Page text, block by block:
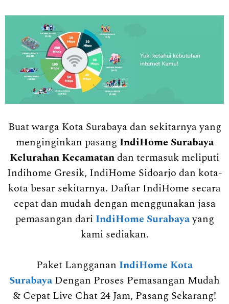
Buat warga Kota Surabaya dan sekitarnya yang
menginginkan pasang IndiHome Surabaya
Kelurahan Kecamatan dan termasuk meliputi
Indihome Gresik, IndiHome Sidoarjo dan kota-
kota besar sekitarnya. Daftar IndiHome secara
cepat dan mudah dengan menggunakan jasa
pemasangan dari IndiHome Surabayayang
kami sediakan.
Paket Langganan IndiHome Kota
Surabaya Dengan Proses Pemasangan Mudah
& Cepat Live Chat 24 Jam, Pasang Sekarang!